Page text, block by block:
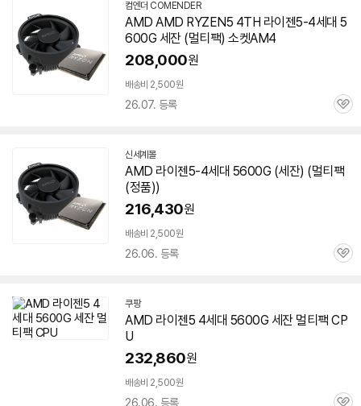
컴엔더 COMENDER네
이
버
AMD AMD RYZEN5 4TH 라이젠5-4세대 5
600G 세잔(멀티팩) 소켓AM4
208,000원
배송비 2,500원
26.07. 등록
관
신세계몰
AMD 라이젠5-4세대 5600G (세잔) (멀티팩
(정품))
216,430원
배송비 2,500원
26.06. 등록
관
쿠팡
AMD 라이젠5 4세대 5600G 세잔멀티팩 CP
U
232,860원
배송비 2,500원
26.06. 등록